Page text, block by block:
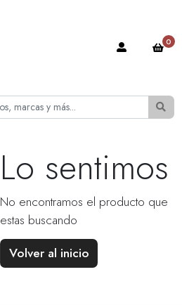
0
Lo sentimos
No encontramos el producto que
estas buscando
Volver al inicio